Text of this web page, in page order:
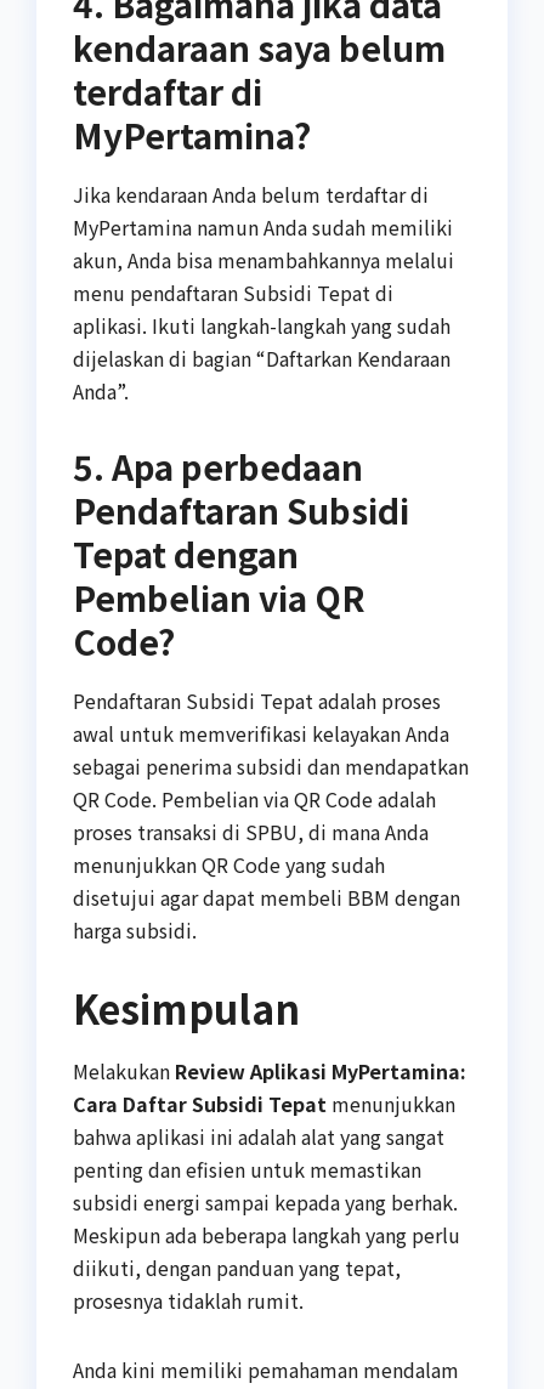
kendaraan saya belum
terdaftar di
MyPertamina?
Jika kendaraan Anda belum terdaftar di
MyPertamina namun Anda sudah memiliki
akun, Anda bisa menambahkannya melalui
menu pendaftaran Subsidi Tepat di
aplikasi. Ikuti langkah-langkah yang sudah
dijelaskan di bagian “Daftarkan Kendaraan
Anda”.
5. Apa perbedaan
Pendaftaran Subsidi
Tepat dengan
Pembelian via QR
Code?
Pendaftaran Subsidi Tepat adalah proses
awal untuk memverifikasi kelayakan Anda
sebagai penerima subsidi dan mendapatkan
QR Code. Pembelian via QR Code adalah
proses transaksi di SPBU, di mana Anda
menunjukkan QR Code yang sudah
disetujui agar dapat membeli BBM dengan
harga subsidi.
Kesimpulan
Melakukan Review Aplikasi MyPertamina:
Cara Daftar Subsidi Tepat menunjukkan
bahwa aplikasi ini adalah alat yang sangat
penting dan efisien untuk memastikan
subsidi energi sampai kepada yang berhak.
Meskipun ada beberapa langkah yang perlu
diikuti, dengan panduan yang tepat,
prosesnya tidaklah rumit.
Anda kini memiliki pemahaman mendalam